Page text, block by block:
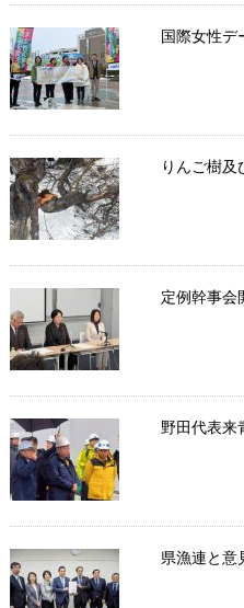
国際女性デ
りんご樹及
定例幹事会
野田代表来
県漁連と意